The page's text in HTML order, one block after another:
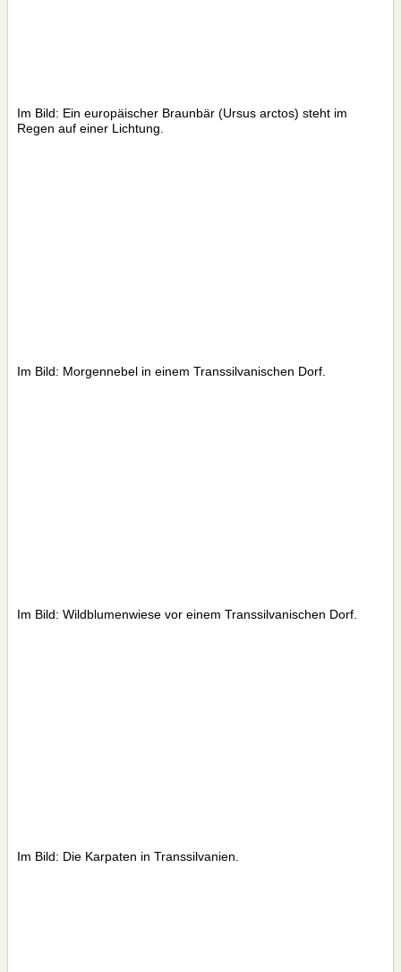
Im Bild: Ein europäischer Braunbär (Ursus arctos) steht im
Regen auf einer Lichtung.
Im Bild: Morgennebel in einem Transsilvanischen Dorf.
Im Bild: Wildblumenwiese vor einem Transsilvanischen Dorf.
Im Bild: Die Karpaten in Transsilvanien.